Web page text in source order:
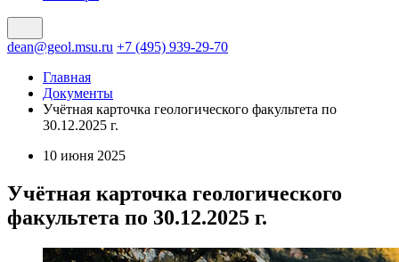
dean@geol.msu.ru +7 (495) 939-29-70
Главная
Документы
Учётная карточка геологического факультета по
30.12.2025 г.
10 июня 2025
Учётная карточка геологического
факультета по 30.12.2025 г.